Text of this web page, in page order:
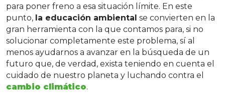
para poner freno a esa situación límite. En este
punto, la educación ambiental se convierten en la
gran herramienta con la que contamos para, si no
solucionar completamente este problema, sí al
menos ayudarnos a avanzar en la búsqueda de un
futuro que, de verdad, exista teniendo en cuenta el
cuidado de nuestro planeta y luchando contra el
cambio climático.